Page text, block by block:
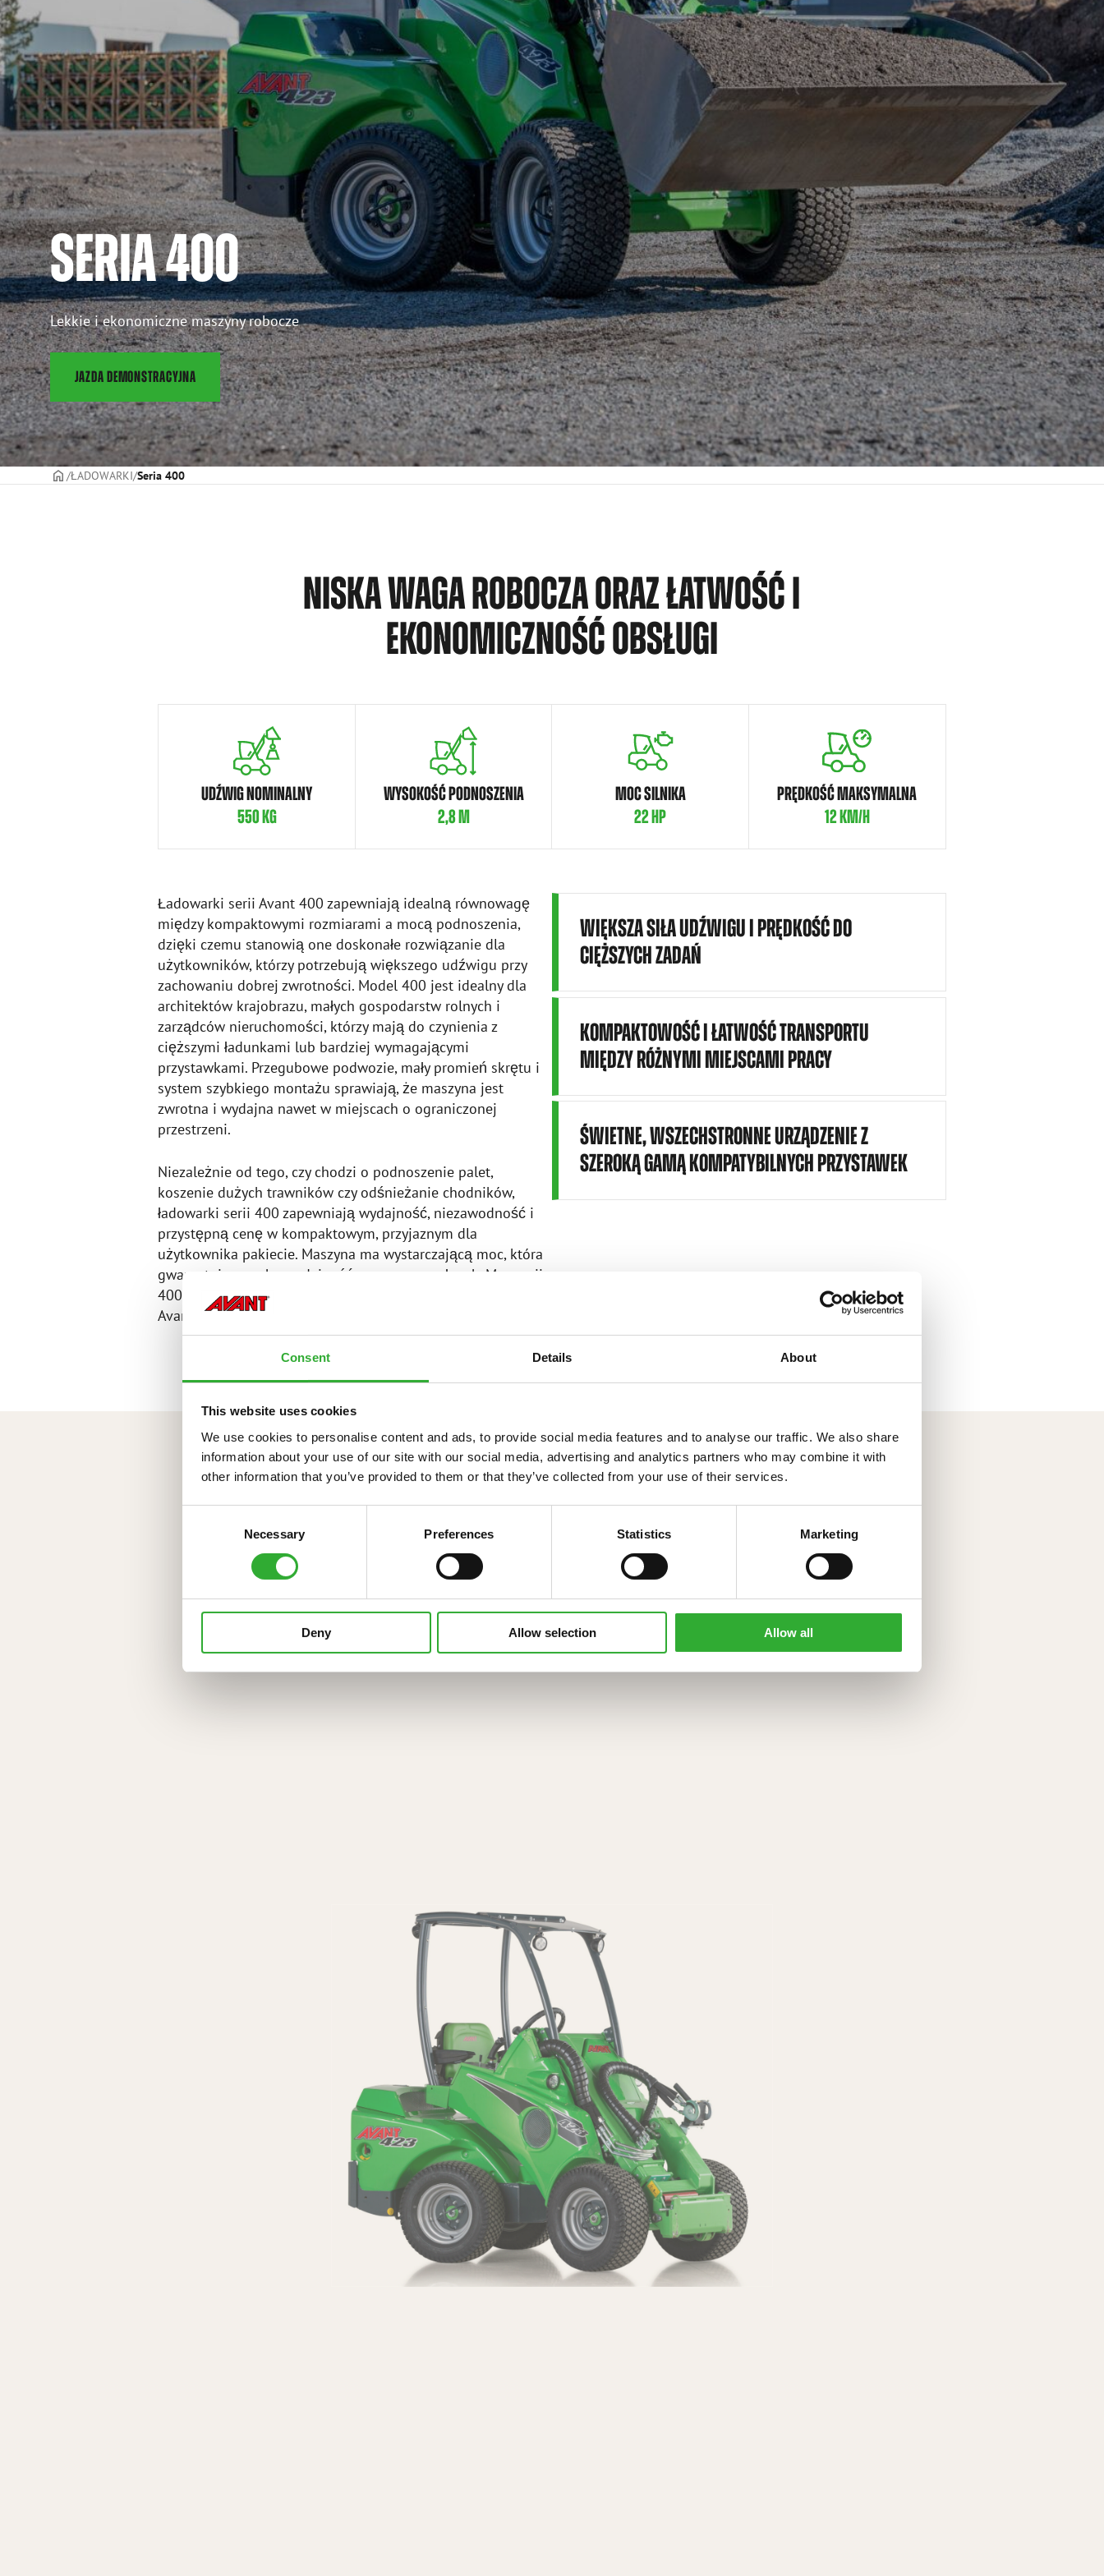
Consent Details About
This website uses cookies
We use cookies to personalise content and ads, to provide social media features and to analyse our traffic. We also share
information about your use of our site with our social media, advertising and analytics partners who may combine it with
other information that you’ve provided to them or that they’ve collected from your use of their services.
Necessary Preferences Statistics Marketing
Deny Allow selection Allow all
SERIA 400
Lekkie i ekonomiczne maszyny robocze
JAZDA DEMONSTRACYJNA
STRONA TYTUŁOWA
ŁADOWARKI Seria 400
NISKA WAGA ROBOCZA ORAZ ŁATWOŚĆ I
EKONOMICZNOŚĆ OBSŁUGI
UDŹWIG NOMINALNY
550 KG
WYSOKOŚĆ PODNOSZENIA
2,8 M
MOC SILNIKA
22 HP
PRĘDKOŚĆ MAKSYMALNA
12 KM/H
Ładowarki serii Avant 400 zapewniają idealną równowagę
między kompaktowymi rozmiarami a mocą podnoszenia,
dzięki czemu stanowią one doskonałe rozwiązanie dla
użytkowników, którzy potrzebują większego udźwigu przy
zachowaniu dobrej zwrotności. Model 400 jest idealny dla
architektów krajobrazu, małych gospodarstw rolnych i
zarządców nieruchomości, którzy mają do czynienia z
cięższymi ładunkami lub bardziej wymagającymi
przystawkami. Przegubowe podwozie, mały promień skrętu i
system szybkiego montażu sprawiają, że maszyna jest
zwrotna i wydajna nawet w miejscach o ograniczonej
przestrzeni.
Niezależnie od tego, czy chodzi o podnoszenie palet,
koszenie dużych trawników czy odśnieżanie chodników,
ładowarki serii 400 zapewniają wydajność, niezawodność i
przystępną cenę w kompaktowym, przyjaznym dla
użytkownika pakiecie. Maszyna ma wystarczającą moc, która
gwarantuje wysoką wydajność pracy przez cały rok. Moc serii
400 jest wystarczająca dla obsługi większości przystawek
Avant.
WIĘKSZA SIŁA UDŹWIGU I PRĘDKOŚĆ DO
CIĘŻSZYCH ZADAŃ
KOMPAKTOWOŚĆ I ŁATWOŚĆ TRANSPORTU
MIĘDZY RÓŻNYMI MIEJSCAMI PRACY
ŚWIETNE, WSZECHSTRONNE URZĄDZENIE Z
SZEROKĄ GAMĄ KOMPATYBILNYCH PRZYSTAWEK
AVANT 423
NOMINALNY
PODNOSZENIA
2750 MM
MAKSYMALNA
12 KM/H
16 KW (22 HV)